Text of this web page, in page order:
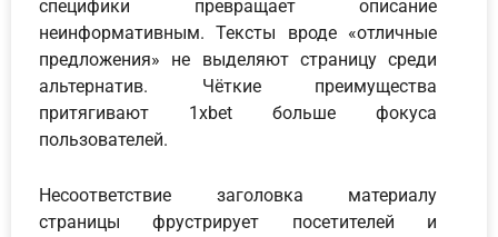
специфики превращает описание
неинформативным. Тексты вроде «отличные
предложения» не выделяют страницу среди
альтернатив. Чёткие преимущества
притягивают 1xbet больше фокуса
пользователей.
Несоответствие заголовка материалу
страницы фрустрирует посетителей и